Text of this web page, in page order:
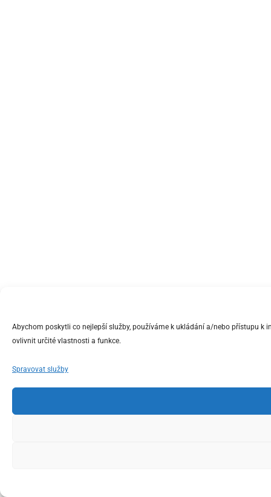
Abychom poskytli co nejlepší služby, používáme k ukládání a/nebo přístupu
ovlivnit určité vlastnosti a funkce.
Spravovat služby